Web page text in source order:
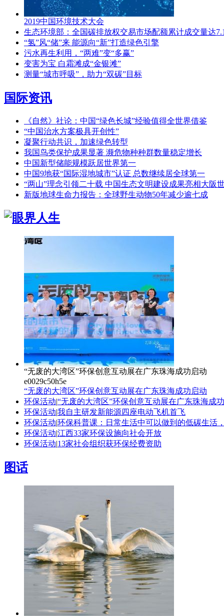
2019中国环境技术大会
生态环境部：全国碳排放权交易市场配额累计成交量达
“氢”风“储”来 能源向“新”打造绿色引擎
污水再生利用，“两难”变“多赢”
变害为宝 白霜滩成“金银滩”
测量“城市呼吸”，助力“双碳”目标
国际资讯
《自然》社论：中国“绿色长城”经验值得全世界借鉴
“中国治水方案极具开创性”
凝聚行动共识，加速绿色转型
我国鸟类保护成果显著 濒危物种种群数量稳定增长
中国新型储能规模跃居世界第一
中国9地获“国际湿地城市”认证 总数继续居全球第一
“两山”理念引领二十载 中国生态文明建设成果亮相大阪
新版地球生命力报告：全球野生动物50年减少逾七成
“无废的大湾区”环保创意互动展在广东珠海成功启动
e0029c50h5e
“无废的大湾区”环保创意互动展在广东珠海成功启动
环保活动|“无废的大湾区”环保创意互动展在广东珠海成
环保活动|我自主研发新能源四座电动飞机首飞
环保活动|环保科普课：日常生活中可以做到的低碳生活
环保活动|江西33家环保设施向社会开放
环保活动|13家社会组织获环保经费资助
图话